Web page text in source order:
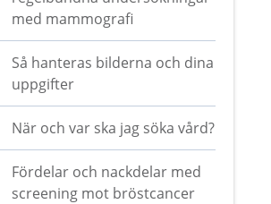
med mammografi
Så hanteras bilderna och dina
uppgifter
När och var ska jag söka vård?
Fördelar och nackdelar med
screening mot bröstcancer